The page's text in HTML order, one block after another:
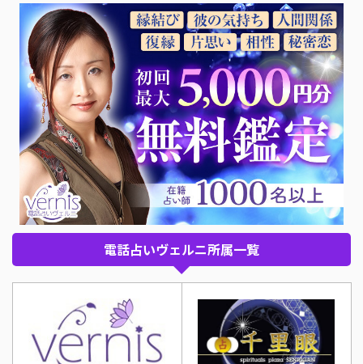
電話占いヴェルニ所属一覧